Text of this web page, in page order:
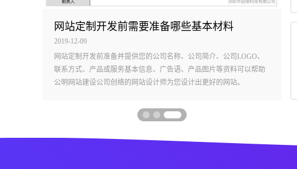
网站定制开发前需要准备哪些基本材料
2019-12-09
网站定制开发前准备并提供您的公司名称、公司简介、公司LOGO、
联系方式、产品或服务基本信息、广告语、产品图片等资料可以帮助
公明网站建设公司创络的网站设计师为您设计出更好的网站。